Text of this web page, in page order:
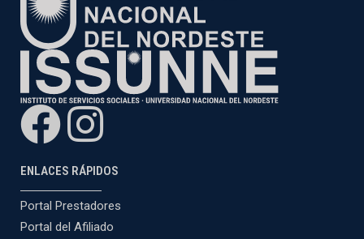
ENLACES RÁPIDOS
Portal Prestadores
Portal del Afiliado